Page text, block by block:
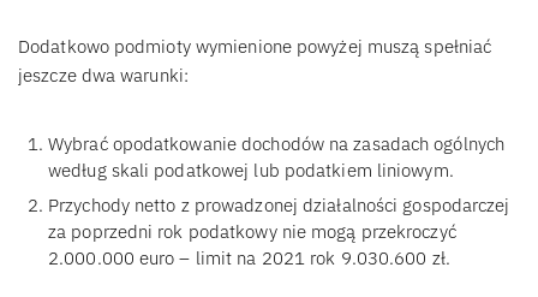
Dodatkowo podmioty wymienione powyżej muszą spełniać
jeszcze dwa warunki:
Wybrać opodatkowanie dochodów na zasadach ogólnych
według skali podatkowej lub podatkiem liniowym.
Przychody netto z prowadzonej działalności gospodarczej
za poprzedni rok podatkowy nie mogą przekroczyć
2.000.000 euro – limit na 2021 rok 9.030.600 zł.